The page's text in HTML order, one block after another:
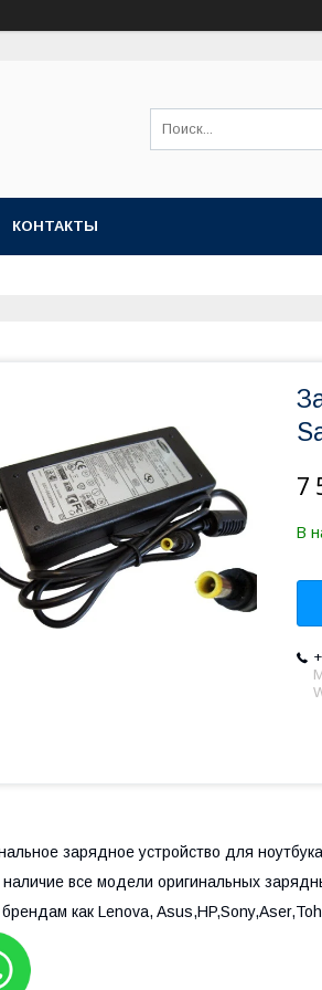
КОНТАКТЫ
7
В
зарядное устройство для
наличие все модели оригинальных
как Lenova,